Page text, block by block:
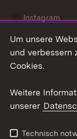
Instagram
Social Wall
Um unsere
und verbessern
Cookies.
Weitere
unserer
Technisch